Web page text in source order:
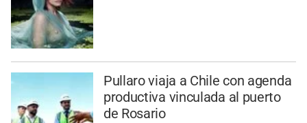
Pullaro viaja a Chile con agenda
productiva vinculada al puerto
de Rosario